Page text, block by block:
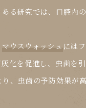
る研究では、口腔内
マウスウォッシュ には
化を促進し、虫歯を
、虫歯の予防効果が